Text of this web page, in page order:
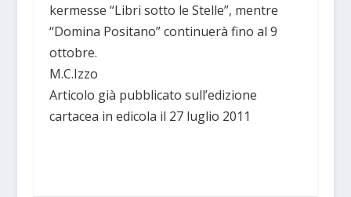
kermesse “Libri sotto le Stelle”, mentre
“Domina Positano” continuerà fino al 9
ottobre.
M.C.Izzo
Articolo già pubblicato sull’edizione
cartacea in edicola il 27 luglio 2011